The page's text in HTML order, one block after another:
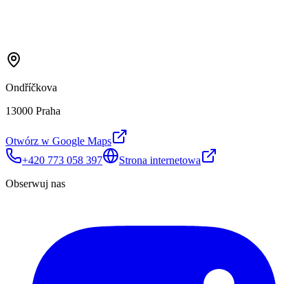
Ondříčkova
13000 Praha
Otwórz w Google Maps
+420 773 058 397
Strona internetowa
Obserwuj nas